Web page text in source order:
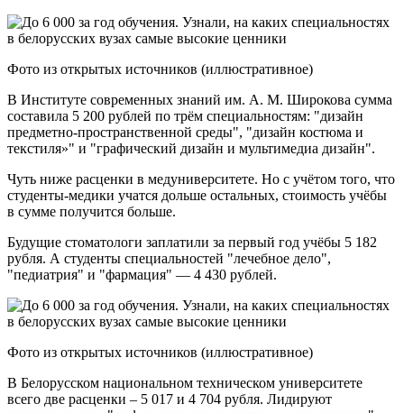
Фото из открытых источников (иллюстративное)
В Институте современных знаний им. А. М. Широкова сумма
составила 5 200 рублей по трём специальностям: "дизайн
предметно-пространственной среды", "дизайн костюма и
текстиля»" и "графический дизайн и мультимедиа дизайн".
Чуть ниже расценки в медуниверситете. Но с учётом того, что
студенты-медики учатся дольше остальных, стоимость учёбы
в сумме получится больше.
Будущие стоматологи заплатили за первый год учёбы 5 182
рубля. А студенты специальностей "лечебное дело",
"педиатрия" и "фармация" — 4 430 рублей.
Фото из открытых источников (иллюстративное)
В Белорусском национальном техническом университете
всего две расценки – 5 017 и 4 704 рубля. Лидируют